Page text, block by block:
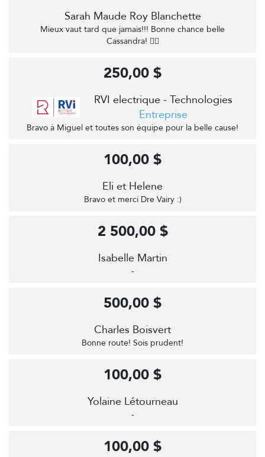
Sarah Maude Roy Blanchette
Mieux vaut tard que jamais!!! Bonne chance belle
Cassandra! 🚴‍♀️
RVI electrique - Technologies
Entreprise
Bravo à Miguel et toutes son équipe pour la belle cause!
250,00 $
Eli et Helene
Bravo et merci Dre Vairy :)
100,00 $
Isabelle Martin
-
2 500,00 $
Charles Boisvert
Bonne route! Sois prudent!
500,00 $
Yolaine Létourneau
-
100,00 $
100,00 $